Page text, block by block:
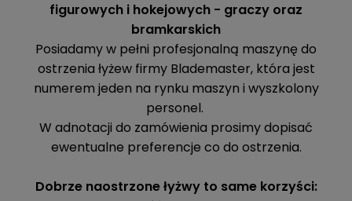
figurowych i hokejowych - graczy oraz
bramkarskich
Posiadamy w pełni profesjonalną maszynę do
ostrzenia łyżew firmy Blademaster, która jest
numerem jeden na rynku maszyn i wyszkolony
personel.
W adnotacji do zamówienia prosimy dopisać
ewentualne preferencje co do ostrzenia.
Dobrze naostrzone łyżwy to same korzyści: